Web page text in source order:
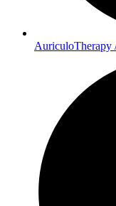
AuriculoTherapy